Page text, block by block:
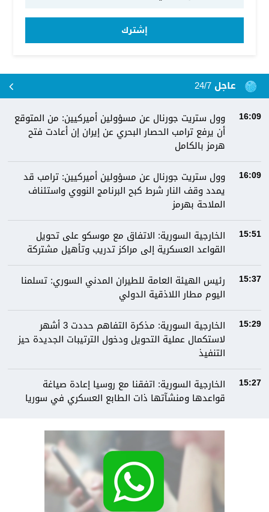
إشترك
عاجل 24/7
16:09
وول ستريت جورنال عن مسؤولين أميركيين: من المتوقع
أن يرفع ترامب الحصار البحري عن إيران إن أعادت فتح
هرمز بالكامل
16:09
وول ستريت جورنال عن مسؤولين أميركيين: ترامب قد
يمدد وقف النار شرط كبح البرنامج النووي واستئناف
الملاحة بهرمز
15:51
الخارجية السورية: الاتفاق مع موسكو على تحويل
القواعد العسكرية إلى مراكز تدريب وتأهيل مشتركة
15:37
رئيس الهيئة العامة للطيران المدني السوري: تسلمنا
اليوم مطار اللاذقية الدولي
15:29
الخارجية السورية: مذكرة التفاهم حددت 3 أشهر
لاستكمال عملية التحويل ودخول الترتيبات الجديدة حيز
التنفيذ
15:27
الخارجية السورية: اتفقنا مع روسيا إعادة صياغة
قواعدها ومنشآتها ذات الطابع العسكري في سوريا